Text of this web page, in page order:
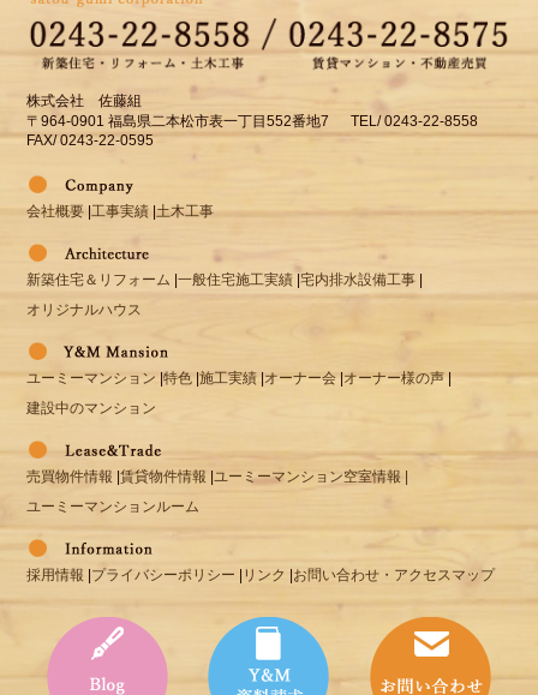
株式会社 佐藤組
〒964-0901 福島県二本松市表一丁目552番地7 TEL/ 0243-22-8558
FAX/ 0243-22-0595
会社概要 |工事実績 |土木工事
新築住宅＆リフォーム |一般住宅施工実績 |宅内排水設備工事 |
オリジナルハウス
ユーミーマンション |特色 |施工実績 |オーナー会|オーナー様の声|
建設中のマンション
売買物件情報 |賃貸物件情報 |ユーミーマンション空室情報 |
ユーミーマンションルーム
採用情報 |プライバシーポリシー | リンク |お問い合わせ・アクセスマップ